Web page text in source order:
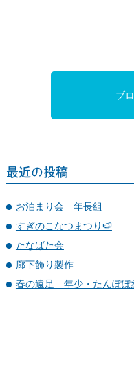
ブ
最近の投稿
お泊まり会 年長組
すぎのこなつまつり🍉
たなばた会
廊下飾り製作
春の遠足 年少・たんぽぽ